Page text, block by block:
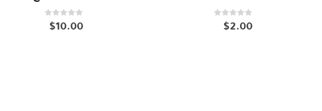
0
out of 5
$2.00
0
out of 5
$10.00